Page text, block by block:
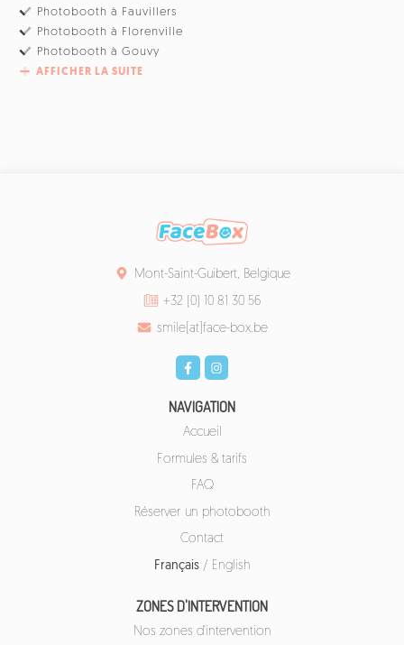
Photobooth à Fauvillers
Photobooth à Florenville
Photobooth à Gouvy
AFFICHER LA SUITE
Mont-Saint-Guibert, Belgique
+32 (0) 10 81 30 56
smile[at]face-box.be
NAVIGATION
Accueil
Formules & tarifs
FAQ
Réserver un photobooth
Contact
Français/ English
ZONES D'INTERVENTION
Nos zones d'intervention